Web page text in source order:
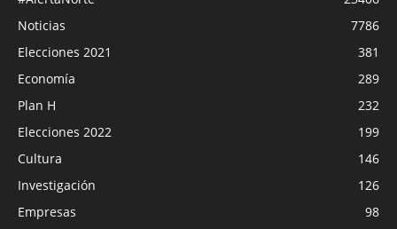
Noticias
7786
Elecciones 2021
381
Economía
289
Plan H
232
Elecciones 2022
199
Cultura
146
Investigación
126
Empresas
98